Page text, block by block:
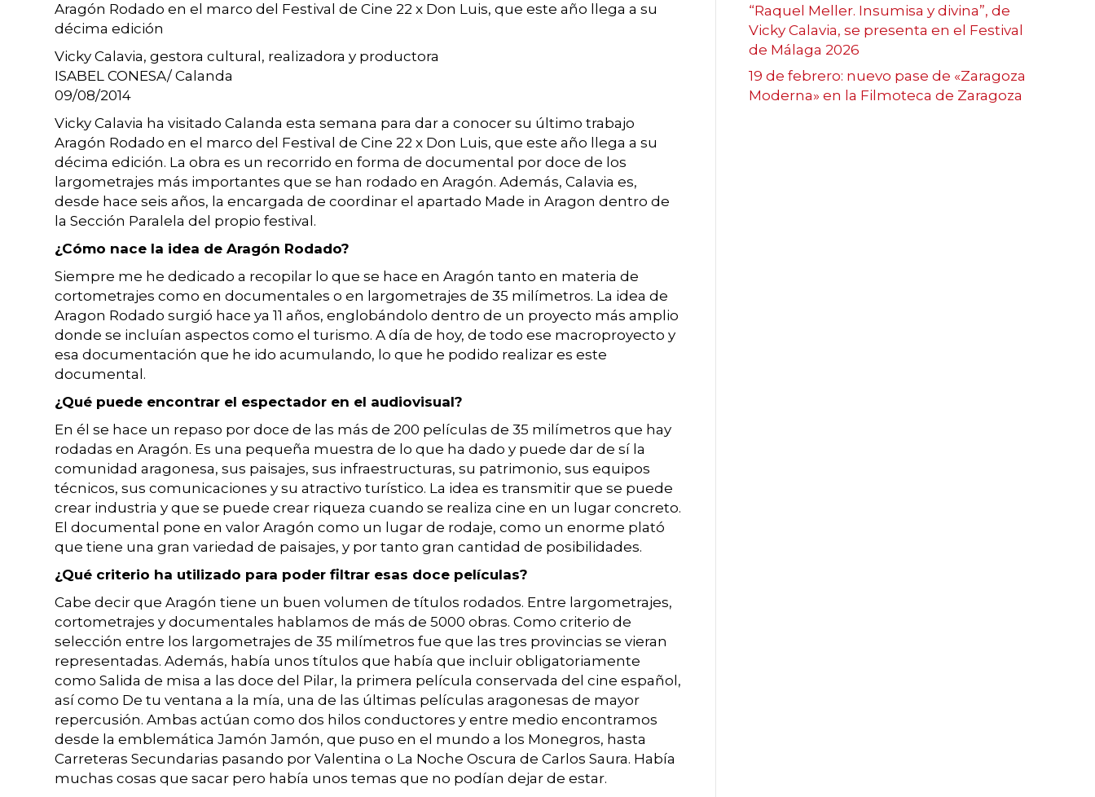
Aragón Rodado en el marco del Festival de Cine 22 x Don Luis, que este año llega a su
décima edición
Vicky Calavia, gestora cultural, realizadora y productora
ISABEL CONESA/ Calanda
09/08/2014
Vicky Calavia ha visitado Calanda esta semana para dar a conocer su último trabajo
Aragón Rodado en el marco del Festival de Cine 22 x Don Luis, que este año llega a su
décima edición. La obra es un recorrido en forma de documental por doce de los
largometrajes más importantes que se han rodado en Aragón. Además, Calavia es,
desde hace seis años, la encargada de coordinar el apartado Made in Aragon dentro de
la Sección Paralela del propio festival.
¿Cómo nace la idea de Aragón Rodado?
Siempre me he dedicado a recopilar lo que se hace en Aragón tanto en materia de
cortometrajes como en documentales o en largometrajes de 35 milímetros. La idea de
Aragon Rodado surgió hace ya 11 años, englobándolo dentro de un proyecto más amplio
donde se incluían aspectos como el turismo. A día de hoy, de todo ese macroproyecto y
esa documentación que he ido acumulando, lo que he podido realizar es este
documental.
¿Qué puede encontrar el espectador en el audiovisual?
En él se hace un repaso por doce de las más de 200 películas de 35 milímetros que hay
rodadas en Aragón. Es una pequeña muestra de lo que ha dado y puede dar de sí la
comunidad aragonesa, sus paisajes, sus infraestructuras, su patrimonio, sus equipos
técnicos, sus comunicaciones y su atractivo turístico. La idea es transmitir que se puede
crear industria y que se puede crear riqueza cuando se realiza cine en un lugar concreto.
El documental pone en valor Aragón como un lugar de rodaje, como un enorme plató
que tiene una gran variedad de paisajes, y por tanto gran cantidad de posibilidades.
¿Qué criterio ha utilizado para poder filtrar esas doce películas?
Cabe decir que Aragón tiene un buen volumen de títulos rodados. Entre largometrajes,
cortometrajes y documentales hablamos de más de 5000 obras. Como criterio de
selección entre los largometrajes de 35 milímetros fue que las tres provincias se vieran
representadas. Además, había unos títulos que había que incluir obligatoriamente
como Salida de misa a las doce del Pilar, la primera película conservada del cine español,
así como De tu ventana a la mía, una de las últimas películas aragonesas de mayor
repercusión. Ambas actúan como dos hilos conductores y entre medio encontramos
desde la emblemática Jamón Jamón, que puso en el mundo a los Monegros, hasta
Carreteras Secundarias pasando por Valentina o La Noche Oscura de Carlos Saura. Había
muchas cosas que sacar pero había unos temas que no podían dejar de estar.
“Raquel Meller. Insumisa y divina”, de
Vicky Calavia, se presenta en el Festival
de Málaga 2026
19 de febrero: nuevo pase de «Zaragoza
Moderna» en la Filmoteca de Zaragoza